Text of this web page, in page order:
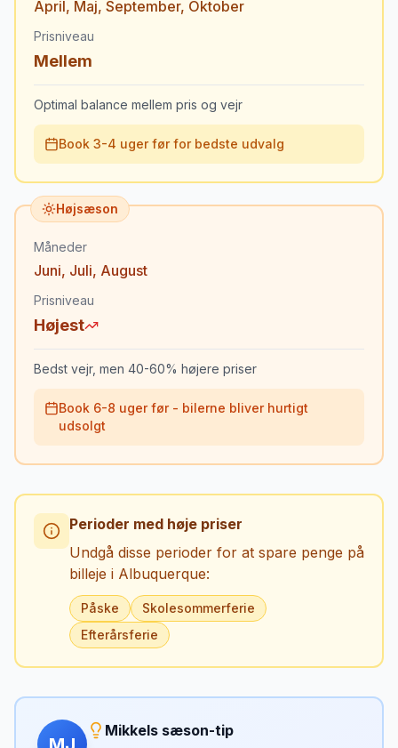
April, Maj, September, Oktober
Prisniveau
Mellem
Optimal balance mellem pris og vejr
Book 3-4 uger før for bedste udvalg
Højsæson
Måneder
Juni, Juli, August
Prisniveau
Højest
Bedst vejr, men 40-60% højere priser
Book 6-8 uger før - bilerne bliver hurtigt
udsolgt
Perioder med høje priser
Undgå disse perioder for at spare penge på
billeje i Albuquerque:
Påske
Skolesommerferie
Efterårsferie
Mikkels sæson-tip